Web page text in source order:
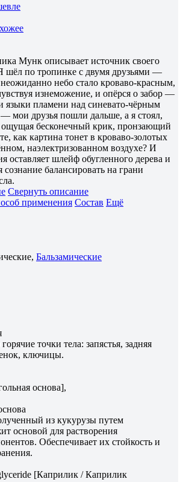
Мунк описывает источник своего
шёл по тропинке с двумя друзьями —
небо стало кроваво-красным,
изнеможение, и опёрся о забор —
языки пламени над синевато-чёрным
мои друзья пошли дальше, а я стоял,
ощущая бесконечный крик, пронзающий
как картина тонет в кроваво-золотых
наэлектризованном воздухе? И
оставляет шлейф обугленного дерева и
сознание балансировать на грани
Свернуть описание
применения Состав Ещё
Бальзамические
точки тела: запястья, задняя
ключицы.
основа],
из кукурузы путем
основой для растворения
Обеспечивает их стойкость и
[Каприлик / Каприлик